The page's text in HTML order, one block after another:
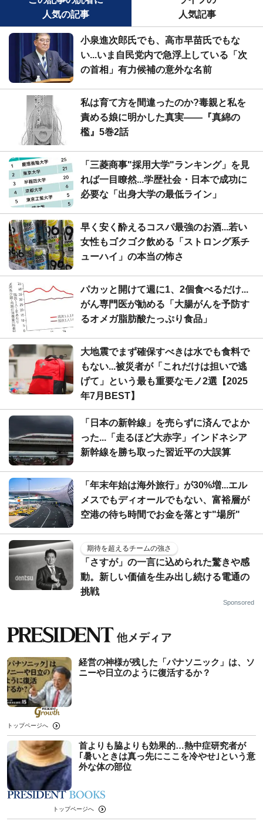
人気の記事
人気記事
小泉進次郎氏でも、高市早苗氏でもな
い...いま自民党内で急浮上している「次
の首相」有力候補の意外な名前
私は育て方を間違ったのか?毒親と私を
責める娘に明かした真実――『真綿の
檻』5巻2話
「三菱商事"採用大学"ランキング」を見
れば一目瞭然...学歴社会・日本で成功に
必要な「出身大学の最低ライン」
早く安く酔えるコスパ最強のお酒...若い
女性もゴクゴク飲める「ストロング系チ
ューハイ」の本当の怖さ
パカッと開けて週に1、2個食べるだけ...
がん専門医が勧める「大腸がんを予防す
るオメガ脂肪酸たっぷり食品」
大地震でまず確保すべきは水でも食料で
もない...被災者が「これだけは担いで逃
げて」という最も重要なモノ2選【2025
年7月BEST】
「日本の新幹線」を売らずに済んでよか
った...「走るほど大赤字」インドネシア
新幹線を勝ち取った習近平の大誤算
「年末年始は海外旅行」が30%増...エル
メスでもディオールでもない、富裕層が
空港の待ち時間でお金を落とす"場所"
期待を超えるチームの強さ
「さすが」の一言に込められた驚きや感
動。新しい価値を生み出し続ける電通の
挑戦
Sponsored
経営の神様が残した「パナソニック」は、ソ
ニーや日立のように復活するか？
トップページへ
首よりも脇よりも効果的…熱中症研究者が
｢暑いときは真っ先にここを冷やせ｣という意
外な体の部位
トップページへ